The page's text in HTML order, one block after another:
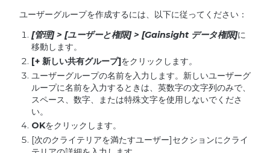
ユーザーグループを作成するには、以下に従ってください：
[管理] > [ユーザーと権限] > [Gainsight データ権限]に
移動します。
[+ 新しい共有グループ]をクリックします。
ユーザーグループの名前を入力します。新しいユーザーグ
ループに名前を入力するときは、英数字の文字列のみで、
スペース、数字、または特殊文字を使用しないでくださ
い。
OKをクリックします。
[次のクライテリアを満たすユーザー]セクションにクライ